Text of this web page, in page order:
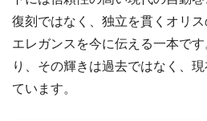
復刻ではなく、独立を貫くオリ
エレガンスを今に伝える一本で
り、その輝きは過去ではなく、
ています。